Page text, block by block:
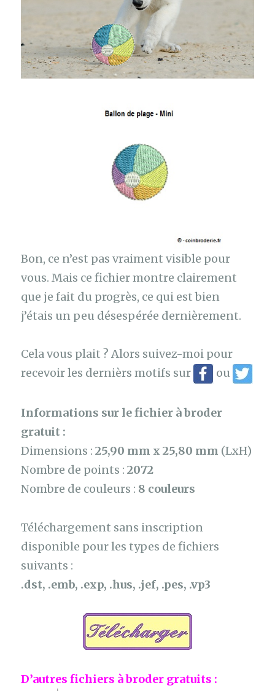
Bon, ce n’est pas vraiment visible pour
vous. Mais ce fichier montre clairement
que je fait du progrès, ce qui est bien
j’étais un peu désespérée dernièrement.
Cela vous plait ? Alors suivez-moi pour
recevoir les dernièrs motifs sur
ou
Informations sur le fichier à broder
gratuit :
Dimensions :25,90 mm x 25,80 mm (LxH)
Nombre de points :2072
Nombre de couleurs : 8 couleurs
Téléchargement sans inscription
disponible pour les types de fichiers
suivants :
.dst, .emb, .exp, .hus, .jef, .pes, .vp3
D’autres fichiers à broder gratuits :